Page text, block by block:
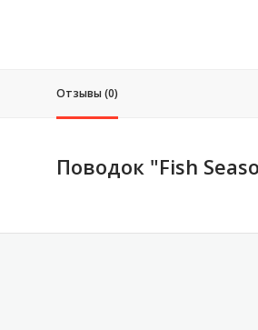
Отзывы (0)
Поводок "Fish